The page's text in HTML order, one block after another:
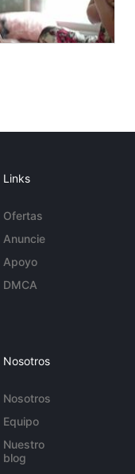
Links
Ofertas
Anuncie
Apoyo
DMCA
Nosotros
Nosotros
Equipo
Nuestro
blog